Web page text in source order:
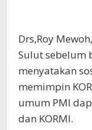
Drs,Roy
Sulut sebelum
menyatakan
memimpin
umum PMI
dan KORMI.